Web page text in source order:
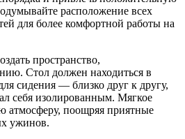
расположение всех
для более комфортной работы на
пространство,
Стол должен находиться в
сидения — близко друг к другу,
себя изолированным. Мягкое
атмосферу, поощряя приятные
ужинов.